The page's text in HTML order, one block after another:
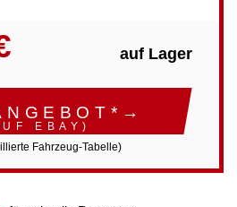
auf Lager
EBAY)
Fahrzeug-Tabelle)